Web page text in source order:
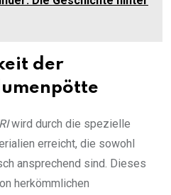
der
wird durch die spezielle
erreicht, die sowohl
ansprechend sind. Dieses
herkömmlichen